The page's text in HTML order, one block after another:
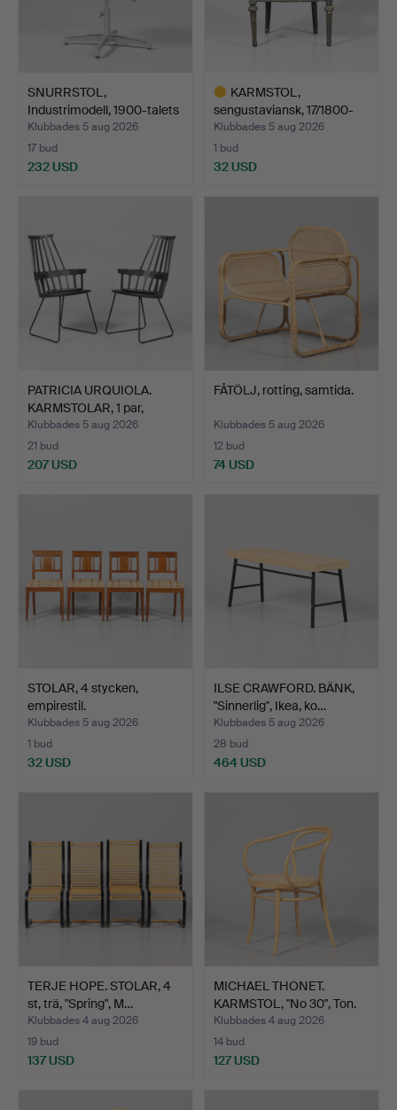
SNURRSTOL,
Industrimodell, 1900-talets
and…
Klubbades 5 aug 2026
17 bud
232 USD
KARMSTOL,
sengustaviansk, 17/1800-
tal, sen…
Klubbades 5 aug 2026
1 bud
32 USD
PATRICIA URQUIOLA.
KARMSTOLAR, 1 par,
"Com…
Klubbades 5 aug 2026
21 bud
207 USD
FÅTÖLJ, rotting, samtida.
Klubbades 5 aug 2026
12 bud
74 USD
STOLAR, 4 stycken,
empirestil.
Klubbades 5 aug 2026
1 bud
32 USD
ILSE CRAWFORD. BÄNK,
"Sinnerlig", Ikea, ko…
Klubbades 5 aug 2026
28 bud
464 USD
TERJE HOPE. STOLAR, 4
st, trä, "Spring", M…
Klubbades 4 aug 2026
19 bud
137 USD
MICHAEL THONET.
KARMSTOL, "No 30", Ton.
Klubbades 4 aug 2026
14 bud
127 USD